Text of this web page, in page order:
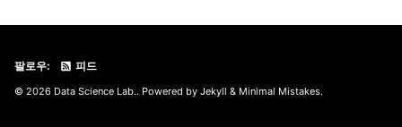
팔로우: 피드
© 2026 Data Science Lab.. Powered by Jekyll & Minimal Mistakes.